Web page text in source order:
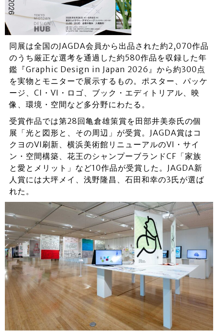
同展は全国のJAGDA会員から出品された約2,070作品
のうち厳正な選考を通過した約580作品を収録した年
鑑『Graphic Design in Japan 2026』から約300点
を実物とモニターで展示するもの。ポスター、パッケ
ージ、CI・VI・ロゴ、ブック・エディトリアル、映
像、環境・空間など多分野にわたる。
受賞作品では第28回亀倉雄策賞を田部井美奈氏の個
展「光と図形と、その周辺」が受賞。JAGDA賞はコ
クヨのVI刷新、横浜美術館リニューアルのVI・サイ
ン・空間構築、花王のシャンプーブランドCF「家族
と愛とメリット」など10作品が受賞した。JAGDA新
人賞には大坪メイ、浅野隆昌、石田和幸の3氏が選ば
れた。